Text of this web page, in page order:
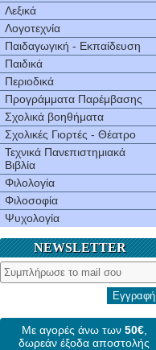
Λεξικά
Λογοτεχνία
Παιδαγωγική - Εκπαίδευση
Παιδικά
Περιοδικά
Προγράμματα Παρέμβασης
Σχολικά βοηθήματα
Σχολικές Γιορτές - Θέατρο
Τεχνικά Πανεπιστημιακά
Βιβλία
Φιλολογία
Φιλοσοφία
Ψυχολογία
NEWSLETTER
Εγγραφή
Με αγορές άνω των 50€
δωρεάν έξοδα αποστολής